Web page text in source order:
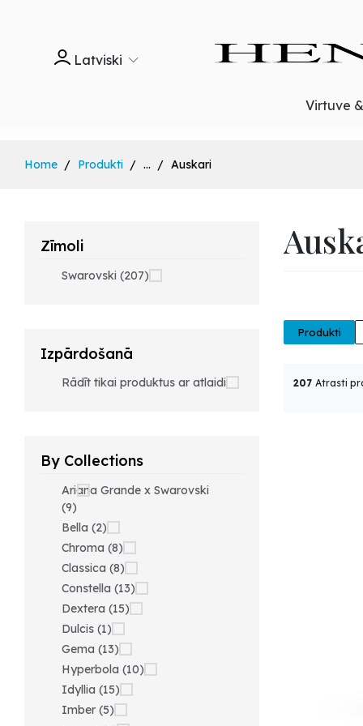
Latviski
Virtuve
Home Produkti ... Auskari
Zīmoli
Swarovski (207)
Izpārdošanā
Rādīt tikai produktus ar atlaidi
By Collections
Ariana Grande x Swarovski
(9)
Bella (2)
Chroma (8)
Classica (8)
Constella (13)
Dextera (15)
Dulcis (1)
Gema (13)
Hyperbola (10)
Idyllia (15)
Imber (5)
Produkti
207 Atrasti